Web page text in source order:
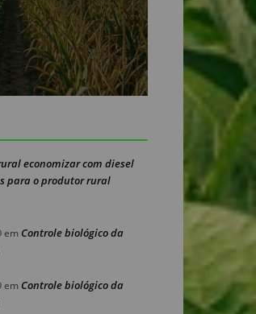
economizar com diesel
para o produtor rural
em Controle biológico da
em Controle biológico da